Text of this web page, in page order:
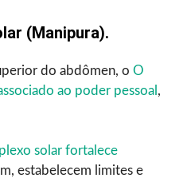
(Manipura).
do abdômen, o O
ao poder pessoal ,
solar fortalece
estabelecem limites e